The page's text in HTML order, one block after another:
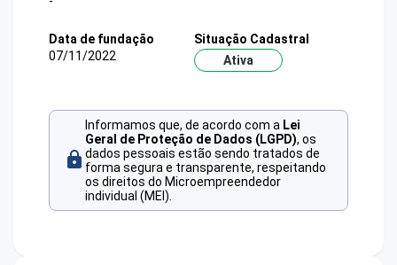
Data de fundação
07/11/2022
Situação Cadastral
Ativa
Informamos que, de acordo com a Lei
Geral de Proteção de Dados (LGPD), os
dados pessoais estão sendo tratados de
forma segura e transparente, respeitando
os direitos do Microempreendedor
individual (MEI).